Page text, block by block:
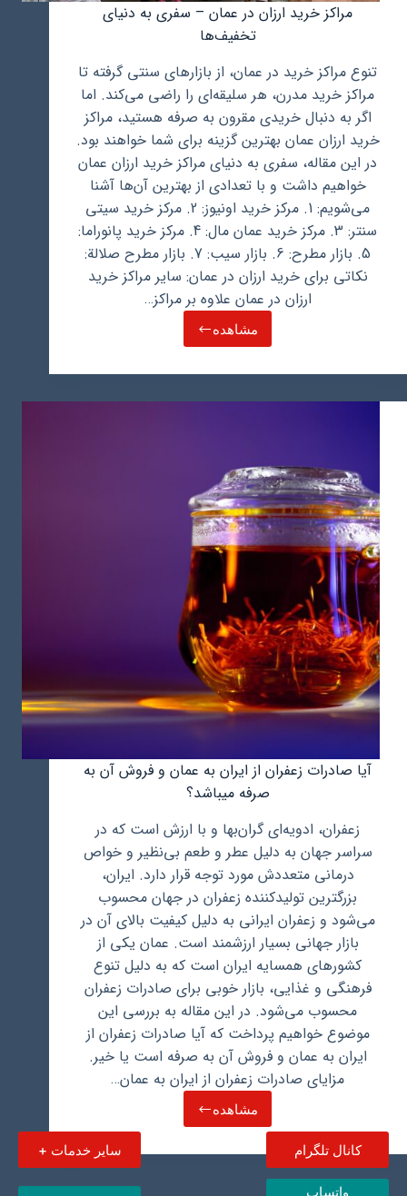
مراکز خرید ارزان در عمان – سفری به دنیای
تخفیف‌ها
تنوع مراکز خرید در عمان، از بازارهای سنتی گرفته تا
مراکز خرید مدرن، هر سلیقه‌ای را راضی می‌کند. اما
اگر به دنبال خریدی مقرون به صرفه هستید، مراکز
خرید ارزان عمان بهترین گزینه برای شما خواهند بود.
در این مقاله، سفری به دنیای مراکز خرید ارزان عمان
خواهیم داشت و با تعدادی از بهترین آن‌ها آشنا
می‌شویم: 1. مرکز خرید اونیوز: 2. مرکز خرید سیتی
سنتر: 3. مرکز خرید عمان مال: 4. مرکز خرید پانوراما:
5. بازار مطرح: 6. بازار سیب: 7. بازار مطرح صلالة:
نکاتی برای خرید ارزان در عمان: سایر مراکز خرید
ارزان در عمان علاوه بر مراکز…
مشاهدهمراکز
ارزان
عمان
دنیای
تخفیف‌ها
آیا صادرات زعفران از ایران به عمان و فروش آن به
صرفه میباشد؟
زعفران، ادویه‌ای گران‌بها و با ارزش است که در
سراسر جهان به دلیل عطر و طعم بی‌نظیر و خواص
درمانی متعددش مورد توجه قرار دارد. ایران،
بزرگترین تولیدکننده زعفران در جهان محسوب
می‌شود و زعفران ایرانی به دلیل کیفیت بالای آن در
بازار جهانی بسیار ارزشمند است. عمان یکی از
کشورهای همسایه ایران است که به دلیل تنوع
فرهنگی و غذایی، بازار خوبی برای صادرات زعفران
محسوب می‌شود. در این مقاله به بررسی این
موضوع خواهیم پرداخت که آیا صادرات زعفران از
ایران به عمان و فروش آن به صرفه است یا خیر.
مزایای صادرات زعفران از ایران به عمان…
مشاهده
آیا
زعفران
واتساپ
کانال تلگرام سایر خدمات +